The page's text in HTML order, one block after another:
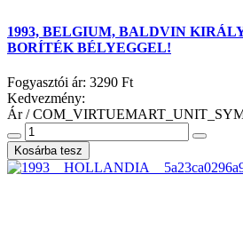
1993, BELGIUM, BALDVIN
BORÍTÉK BÉLYEGGEL!
Fogyasztói ár: 3290 Ft
Kedvezmény:
Ár /